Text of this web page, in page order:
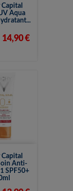
Aqua
14,90 €
Anti-
SPF50+